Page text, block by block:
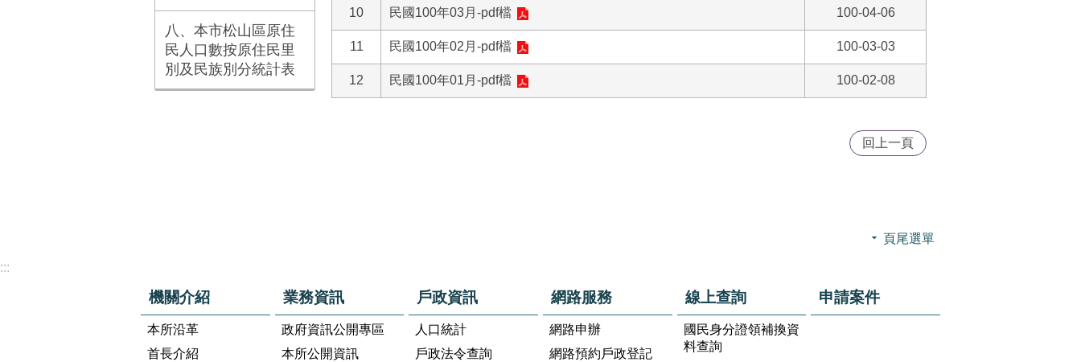
八、本市松山區原住
民人口數按原住民里
別及民族別分統計表
10 民國100年03月-pdf檔 100-04-06
11 民國100年02月-pdf檔 100-03-03
12 民國100年01月-pdf檔 100-02-08
回上一頁
頁尾選單
:::
機關介紹
本所沿革
首長介紹
業務資訊
政府資訊公開專區
本所公開資訊
戶政資訊
人口統計
戶政法令查詢
網路服務
網路申辦
網路預約戶政登記
線上查詢
國民身分證領補換資
料查詢
申請案件